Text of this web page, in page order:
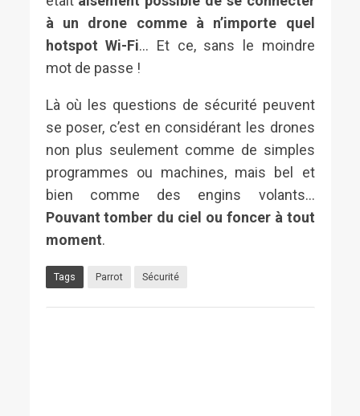
à un drone comme à n’importe quel
hotspot Wi-Fi… Et ce, sans le moindre
mot de passe !
Là où les questions de sécurité peuvent
se poser, c’est en considérant les drones
non plus seulement comme de simples
programmes ou machines, mais bel et
bien comme des engins volants…
Pouvant tomber du ciel ou foncer à tout
moment.
Tags Parrot Sécurité